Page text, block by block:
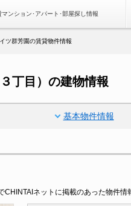
ンション･アパート･部屋探し情報
ツ群芳園の賃貸物件情報
丁目）の建物情報
基本物件情報
ネットに掲載のあった物件情